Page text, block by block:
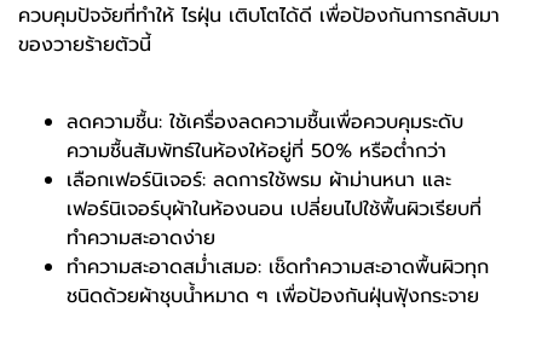
ควบคุมปัจจัยที่ทำให้ ไรฝุ่น เติบโตได้ดี เพื่อป้องกันการกลับมา
ของวายร้ายตัวนี้
ลดความชื้น: ใช้เครื่องลดความชื้นเพื่อควบคุมระดับ
ความชื้นสัมพัทธ์ในห้องให้อยู่ที่ 50% หรือต่ำกว่า
เลือกเฟอร์นิเจอร์: ลดการใช้พรม ผ้าม่านหนา และ
เฟอร์นิเจอร์บุผ้าในห้องนอน เปลี่ยนไปใช้พื้นผิวเรียบที่
ทำความสะอาดง่าย
ทำความสะอาดสม่ำเสมอ: เช็ดทำความสะอาดพื้นผิวทุก
ชนิดด้วยผ้าชุบน้ำหมาด ๆ เพื่อป้องกันฝุ่นฟุ้งกระจาย